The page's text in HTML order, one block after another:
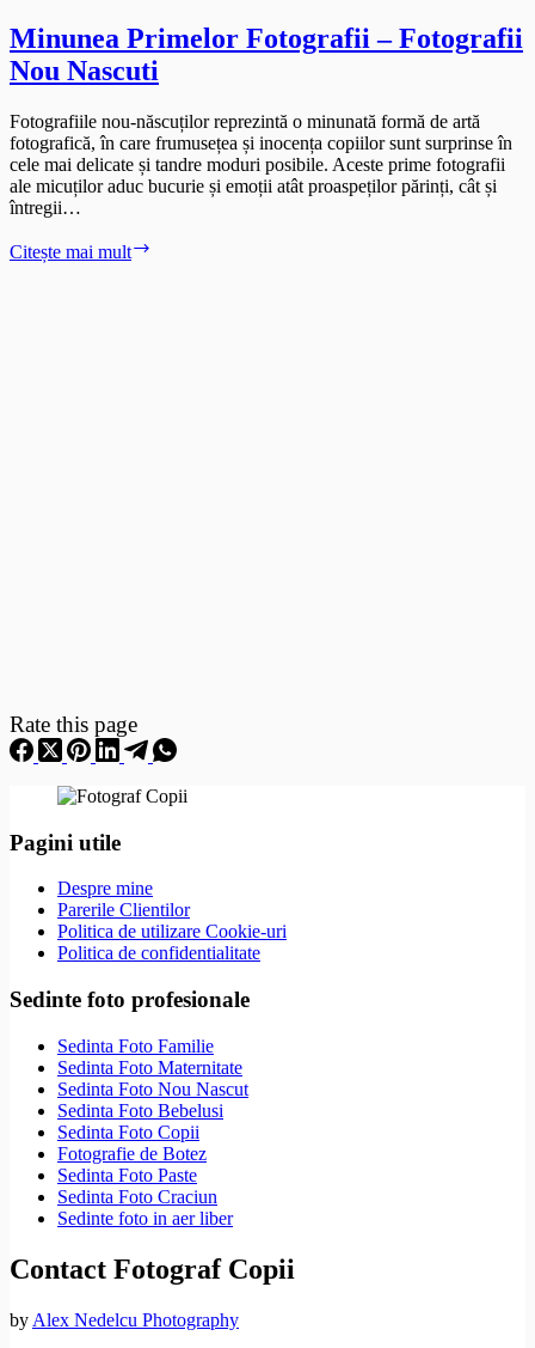
Minunea Primelor Fotografii – Fotografii
Nou Nascuti
Fotografiile nou-născuților reprezintă o minunată formă de artă
fotografică, în care frumusețea și inocența copiilor sunt surprinse în
cele mai delicate și tandre moduri posibile. Aceste prime fotografii
ale micuților aduc bucurie și emoții atât proaspeților părinți, cât și
întregii…
Citește mai mult
Rate this page
Pagini utile
Despre mine
Parerile Clientilor
Politica de utilizare Cookie-uri
Politica de confidentialitate
Sedinte foto profesionale
Sedinta Foto Familie
Sedinta Foto Maternitate
Sedinta Foto Nou Nascut
Sedinta Foto Bebelusi
Sedinta Foto Copii
Fotografie de Botez
Sedinta Foto Paste
Sedinta Foto Craciun
Sedinte foto in aer liber
Contact Fotograf Copii
by Alex Nedelcu Photography